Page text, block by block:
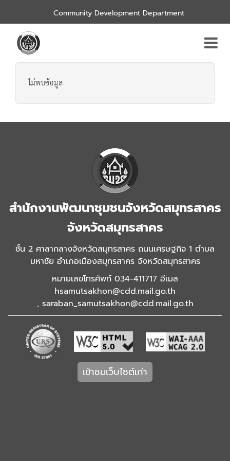
Community Development Department
ไม่พบข้อมูล
สำนักงานพัฒนาชุมชนจังหวัดสมุทรสาคร
จังหวัดสมุทรสาคร
ชั้น 2 ศาลากลางจังหวัดสมุทรสาคร ถนนเศรษฐกิจ 1 ตำบล
มหาชัย อำเภอเมืองสมุทรสาคร จังหวัดสมุทรสาคร
หมายเลขโทรศัพท์ 034-411717 อีเมล
hsamutsakhon@cdd.mail.go.th
, saraban_samutsakhon@cdd.mail.go.th
เข้าชมเว็บไซต์เก่า